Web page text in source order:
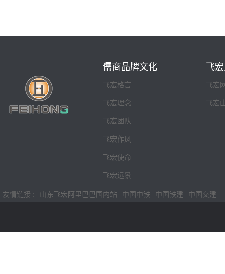
儒商品牌文化
飞宏格言
飞宏理念
飞宏团队
飞宏作风
飞宏使命
飞宏远景
飞
飞宏
飞宏
友情链接 : 山东飞宏阿里巴巴国内站 中国中铁 中国铁建 中国交建